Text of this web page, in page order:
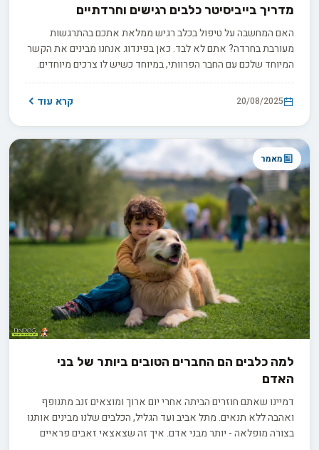
מדריך בייביסיטר כלבים רגישים וחרדתיים
האם המחשבה על טיפול בכלב רגיש ממלאת אתכם בהתרגשות
מעורבת בחרדה? אתם לא לבד. כאן בפינדוג אנחנו מבינים את הקשר
המיוחד שלכם עם החבר הפרוותי, במיוחד כשיש לו צרכים מיוחדים.
במדריך הזה נלווה אתכם צעד אחר צעד להפוך לדוגיסיטרים בטוחים
ומוכשרים.
20/08/2025 קרא עוד
מאמר
למה כלבים הם החברים הטובים ביותר של בני
האדם
דמיינו שאתם חוזרים הביתה אחרי יום ארוך ומוצאים זנב מתנופף
ואהבה ללא תנאים. מתל אביב ועד הגליל, הכלבים שלנו מבינים אותנו
בצורה מופלאה - יותר מבני אדם. איך זה שצאצאי זאבים פראיים